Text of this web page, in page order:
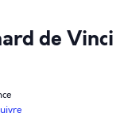
de Vinci